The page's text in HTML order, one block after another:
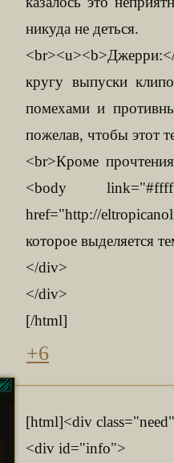
никуда не деться.
кругу выпуски
помехами и
пожелав, чтобы этот
<br>Кроме
<body
href="http://
которое выделяется
</div>
</div>
[/html]
+6
[html]<div
<div id="info">